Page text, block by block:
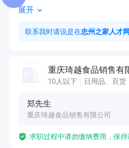
5、解决顾客在购买中出现的
体验。
2、具有创新、乐观、积极的
3、熟练使用office 等办公软
具有高度的责任心。
展开
联系我时请说是在忠州之家人才网
重庆琦越食品销售有
10人以下 日用品、百货
郑先生
重庆琦越食品销售有限公司
求职过程中请勿缴纳费用，保持